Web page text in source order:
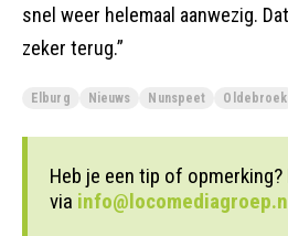
snel weer helemaal aanwezig.
zeker terug.”
Elburg Nieuws Nunspeet Oldebroek
Heb je een tip of
via